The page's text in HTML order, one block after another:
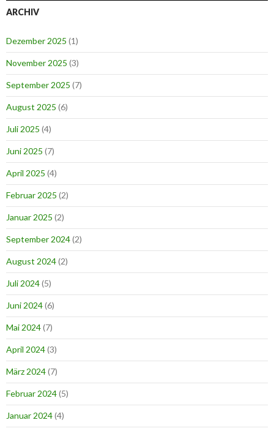
ARCHIV
Dezember 2025 (1)
November 2025 (3)
September 2025 (7)
August 2025 (6)
Juli 2025 (4)
Juni 2025 (7)
April 2025 (4)
Februar 2025 (2)
Januar 2025 (2)
September 2024(2)
August 2024(2)
Juli 2024(5)
Juni 2024(6)
Mai 2024(7)
April 2024(3)
März 2024(7)
Februar 2024(5)
Januar 2024(4)